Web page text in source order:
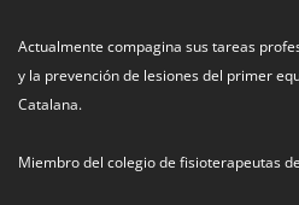
Actualmente compagina sus tareas
y la prevención de lesiones del primer
Catalana.
Miembro del colegio de fisioterapeutas